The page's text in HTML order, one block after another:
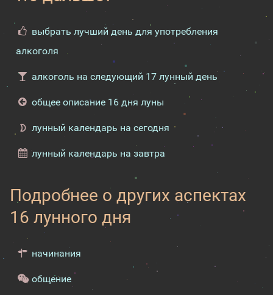
выбрать лучший день для употребления
алкоголя
алкоголь на следующий 17 лунный день
общее описание 16 дня луны
лунный календарь на сегодня
лунный календарь на завтра
Подробнее о других аспектах
16 лунного дня
начинания
общение